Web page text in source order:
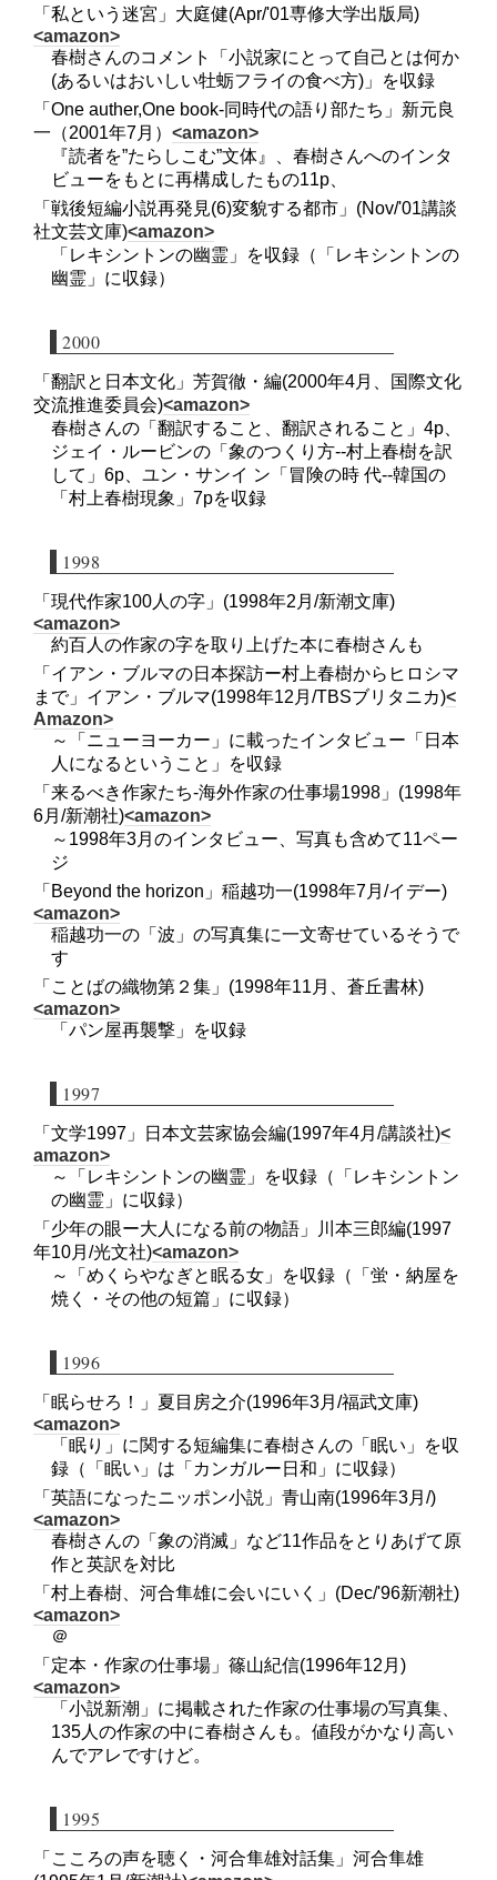
「私という迷宮」大庭健(Apr/'01専修大学出版局)
<amazon>
春樹さんのコメント「小説家にとって自己とは何か
(あるいはおいしい牡蛎フライの食べ方)」を収録
「One auther,One book-同時代の語り部たち」新元良
一（2001年7月） <amazon>
『読者を”たらしこむ”文体』、春樹さんへのインタ
ビューをもとに再構成したもの11p、
「戦後短編小説再発見(6)変貌する都市」(Nov/'01講談
社文芸文庫)<amazon>
「レキシントンの幽霊」を収録（「レキシントンの
幽霊」に収録）
2000
「翻訳と日本文化」芳賀徹・編(2000年4月、国際文化
交流推進委員会)<amazon>
春樹さんの「翻訳すること、翻訳されること」4p、
ジェイ・ルービンの「象のつくり方--村上春樹を訳
して」6p、ユン・サンイ ン「冒険の時 代--韓国の
「村上春樹現象」7pを収録
1998
「現代作家100人の字」(1998年2月/新潮文庫)
<amazon>
約百人の作家の字を取り上げた本に春樹さんも
「イアン・ブルマの日本探訪ー村上春樹からヒロシマ
まで」イアン・ブルマ(1998年12月/TBSブリタニカ)<
Amazon>
～「ニューヨーカー」に載ったインタビュー「日本
人になるということ」を収録
「来るべき作家たち-海外作家の仕事場1998」(1998年
6月/新潮社)<amazon>
～1998年3月のインタビュー、写真も含めて11ペー
ジ
「Beyond the horizon」稲越功一(1998年7月/イデー)
<amazon>
稲越功一の「波」の写真集に一文寄せているそうで
す
「ことばの織物第２集」(1998年11月、蒼丘書林)
<amazon>
「パン屋再襲撃」を収録
1997
「文学1997」日本文芸家協会編(1997年4月/講談社)<
amazon>
～「レキシントンの幽霊」を収録（「レキシントン
の幽霊」に収録）
「少年の眼ー大人になる前の物語」川本三郎編(1997
年10月/光文社)<amazon>
～「めくらやなぎと眠る女」を収録（「蛍・納屋を
焼く・その他の短篇」に収録）
1996
「眠らせろ！」夏目房之介(1996年3月/福武文庫)
<amazon>
「眠り」に関する短編集に春樹さんの「眠い」を収
録（「眠い」は「カンガルー日和」に収録）
「英語になったニッポン小説」青山南(1996年3月/)
<amazon>
春樹さんの「象の消滅」など11作品をとりあげて原
作と英訳を対比
「村上春樹、河合隼雄に会いにいく」(Dec/'96新潮社)
<amazon>
＠
「定本・作家の仕事場」篠山紀信(1996年12月)
<amazon>
「小説新潮」に掲載された作家の仕事場の写真集、
135人の作家の中に春樹さんも。値段がかなり高い
んでアレですけど。
1995
「こころの声を聴く・河合隼雄対話集」河合隼雄